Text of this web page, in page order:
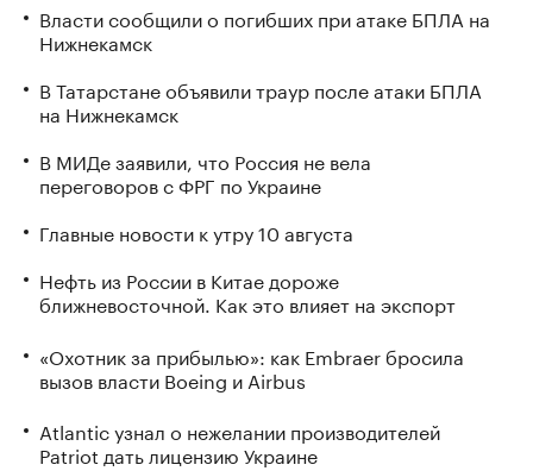
Власти сообщили о погибших при атаке БПЛА на
Нижнекамск
В Татарстане объявили траур после атаки БПЛА
на Нижнекамск
В МИДе заявили, что Россия не вела
переговоров с ФРГ по Украине
Главные новости к утру 10 августа
Нефть из России в Китае дороже
ближневосточной. Как это влияет на экспорт
«Охотник за прибылью»: как Embraer бросила
вызов власти Boeing и Airbus
Atlantic узнал о нежелании производителей
Patriot дать лицензию Украине